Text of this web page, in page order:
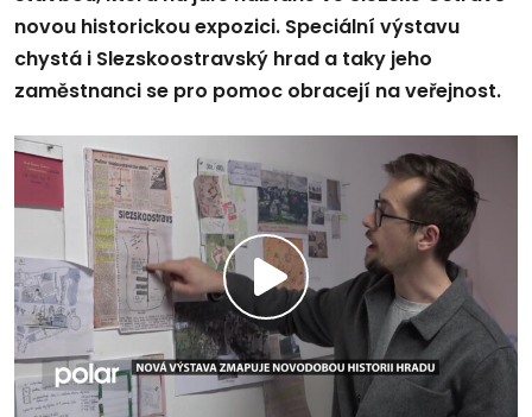
novou historickou expozici. Speciální výstavu
chystá i Slezskoostravský hrad a taky jeho
zaměstnanci se pro pomoc obracejí na veřejnost.
Přehrát
video